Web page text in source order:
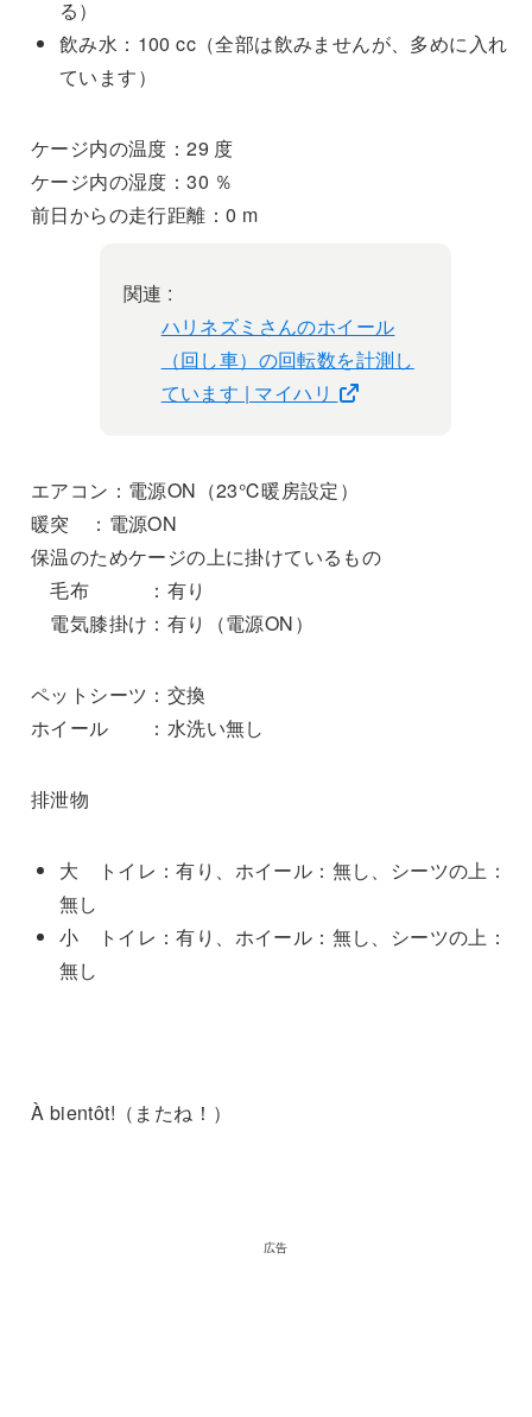
る）
飲み水：100 cc（全部は飲みませんが、多めに入れ
ています）
ケージ内の温度：29 度
ケージ内の湿度：30 ％
前日からの走行距離：0 m
関連 :
ハリネズミさんのホイール
（回し車）の回転数を計測し
ています | マイハリ
エアコン：電源ON（23℃暖房設定）
暖突 ：電源ON
保温のためケージの上に掛けているもの
毛布 ：有り
電気膝掛け：有り（電源ON）
ペットシーツ：交換
ホイール ：水洗い無し
排泄物
大 トイレ：有り、ホイール：無し、シーツの上：
無し
小 トイレ：有り、ホイール：無し、シーツの上：
無し
À bientôt!（またね！）
広告